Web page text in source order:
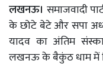
लखनऊ। समाजवादी
के छोटे बेटे और सपा
यादव का अंतिम
लखनऊ के बैकुंठ धाम में